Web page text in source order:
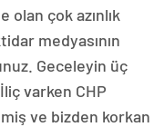
çok azınlık
medyasının
Geceleyin üç
varken CHP
ve bizden korkan